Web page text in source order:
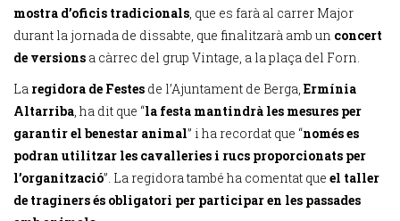
mostra d’oficis tradicionals, que es farà al carrer Major
durant la jornada de dissabte, que finalitzarà amb un concert
de versions a càrrec del grup Vintage, a la plaça del Forn.
La regidora de Festes de l’Ajuntament de Berga, Ermínia
Altarriba, ha dit que “la festa mantindrà les mesures per
garantir el benestar animal” i ha recordat que “només es
podran utilitzar les cavalleries i rucs proporcionats per
l’organització”. La regidora també ha comentat que el taller
de traginers és obligatori per participar en les passades